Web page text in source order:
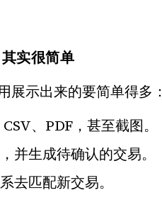
实很简单
展示出来的要简单得多：
、PDF，甚至截图。
并生成待确认的交易。
去匹配新交易。